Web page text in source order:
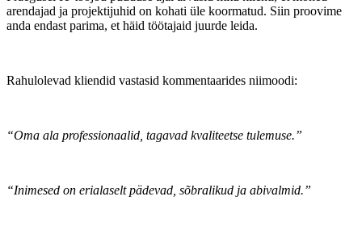
arendajad ja projektijuhid on kohati üle koormatud. Siin proovime
anda endast parima, et häid töötajaid juurde leida.
Rahulolevad kliendid vastasid kommentaarides niimoodi:
“Oma ala professionaalid, tagavad kvaliteetse tulemuse.”
“Inimesed on erialaselt pädevad, sõbralikud ja abivalmid.”